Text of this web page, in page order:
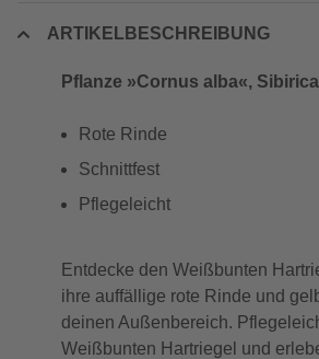
ARTIKELBESCHREIBUNG
Pflanze »Cornus alba«,
Rote Rinde
Schnittfest
Pflegeleicht
Entdecke den Weißbunten
ihre auffällige rote Rinde und
deinen Außenbereich.
Weißbunten Hartriegel und